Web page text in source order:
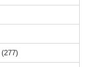
(277)